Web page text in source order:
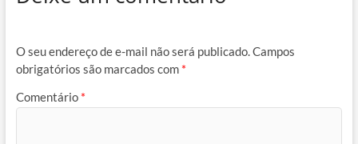
O seu endereço de e-mail não será publicado.Campos
obrigatórios são marcados com *
Comentário *